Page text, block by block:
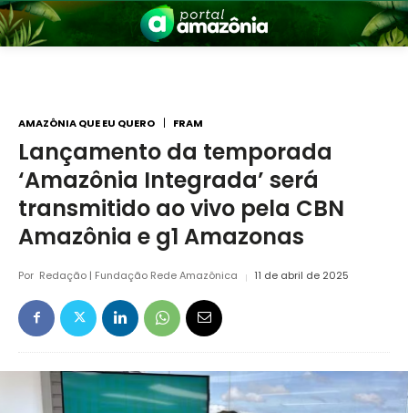
Amazônia
AMAZÔNIA QUE EU QUERO FRAM
Lançamento da temporada
‘Amazônia Integrada’ será
transmitido ao vivo pela CBN
Amazônia e g1 Amazonas
Por Redação | Fundação Rede Amazônica 11 de abril de 2025